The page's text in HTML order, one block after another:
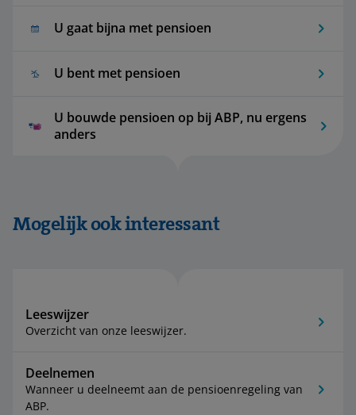
U gaat bijna met pensioen
U bent met pensioen
U bouwde pensioen op bij ABP, nu ergens
anders
Mogelijk ook interessant
Leeswijzer
Overzicht van onze leeswijzer.
Deelnemen
Wanneer u deelneemt aan de pensioenregeling van
ABP.